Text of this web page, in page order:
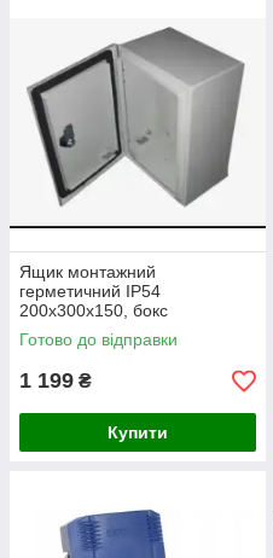
Ящик монтажний
герметичний IP54
200х300х150, бокс
Готово до відправки
1 199 ₴
Купити